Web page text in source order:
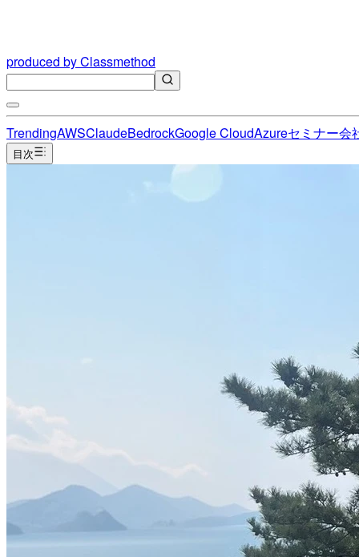
produced by Classmethod
TrendingAWSClaudeBedrockGoogle CloudAzureセミナー会
目次